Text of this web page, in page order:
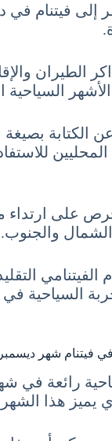
إلى فيتنام في
الطيران
السياحية
الكتابة
على ارتداء
والجنوب.
السياحية في
فيتنام شهر ديسمبر
رائعة في
يميز هذا